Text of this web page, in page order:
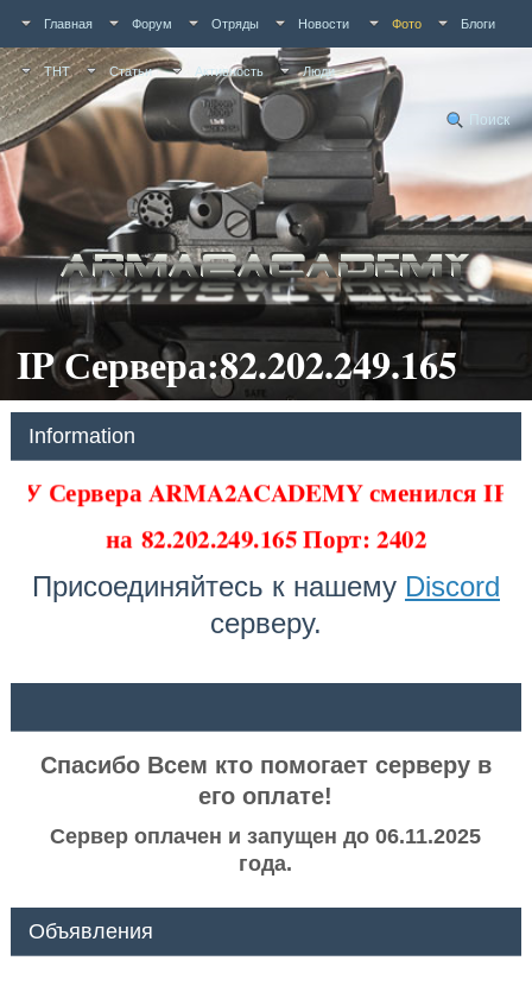
Главная Форум Отряды Новости Фото Блоги
ТНТ Статьи Активность Люди
Поиск
IP Сервера:82.202.249.165
Information
У Сервера ARMA2ACADEMY сменился IP
на82.202.249.165 Порт: 2402
Присоединяйтесь к нашему Discord
серверу.
Спасибо Всем кто помогает серверу в
его оплате!
Сервер оплачен и запущен до 06.11.2025
года.
Объявления